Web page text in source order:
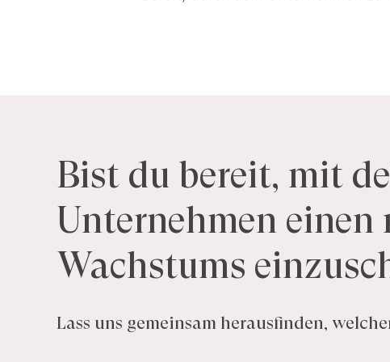
Bist du bereit, mit
Unternehmen einen
Wachstums
Lass uns gemeinsam herausfinden,